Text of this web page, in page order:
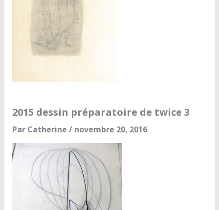
2015 dessin préparatoire de twice 3
Par Catherine / novembre 20, 2016